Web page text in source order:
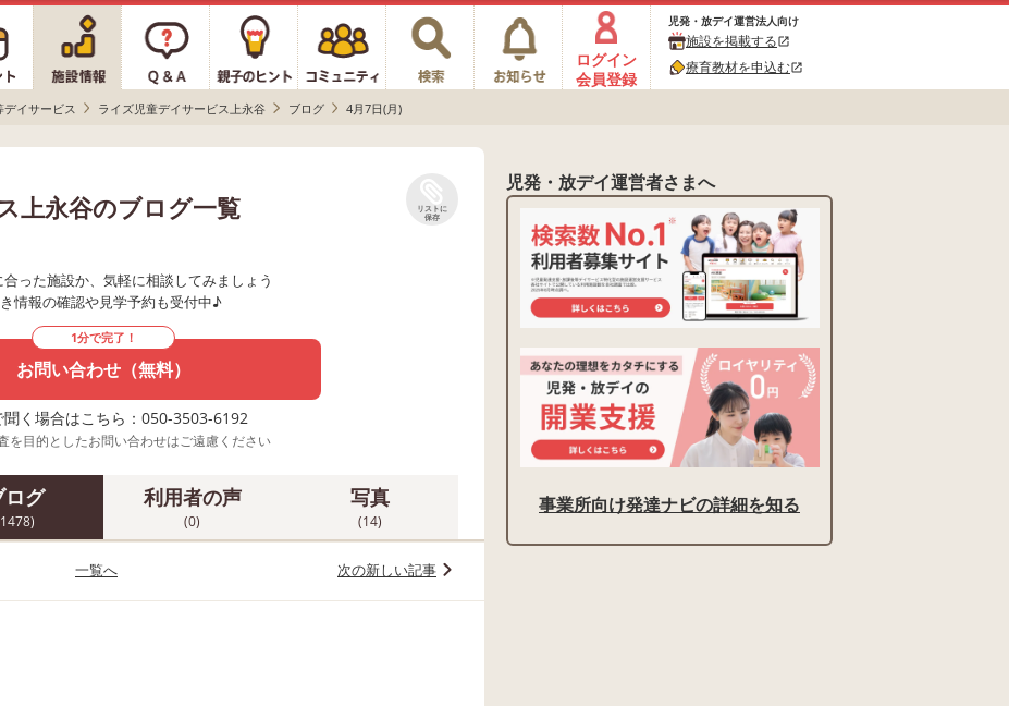
ログイン
会員登録
児発・放デイ運営法人向け
施設を掲載するopen_in_new
療育教材を申込むopen_in_new
デイサービス ライズ児童デイサービス上永谷 ブログ 4月7日(月)
上永谷のブログ一覧
リストに
保存
った施設か、気軽に相談してみましょう
情報の確認や見学予約も受付中♪
1分で完了！
お問い合わせ（無料）
聞く場合はこちら：050-3503-6192
を目的としたお問い合わせはご遠慮ください
ログ 利用者の声
(0)
写真
(14)
一覧へ 次の新しい記事
児発・放デイ運営者さまへ
事業所向け発達ナビの詳細を知る